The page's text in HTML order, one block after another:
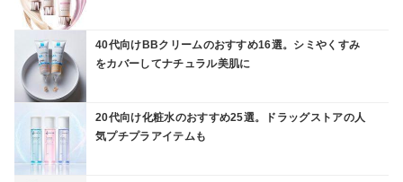
40代向けBBクリームのおすすめ16選。シミやくすみ
をカバーしてナチュラル美肌に
20代向け化粧水のおすすめ25選。ドラッグストアの人
気プチプラアイテムも